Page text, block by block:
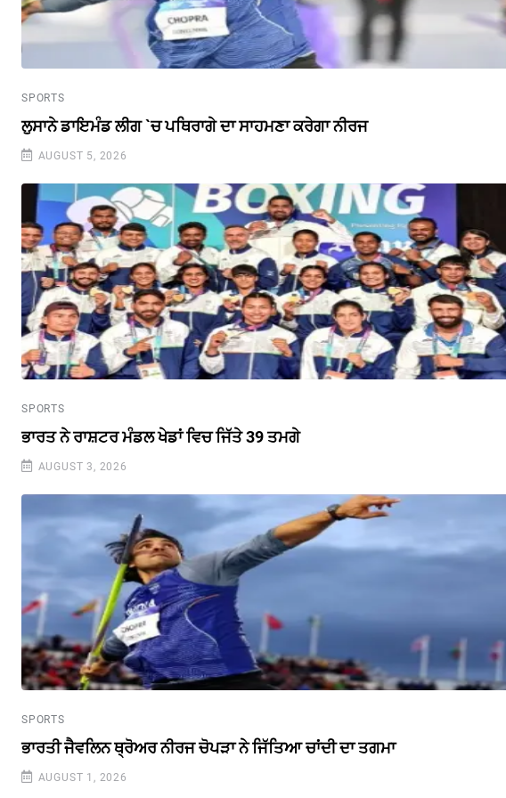
SPORTS
ਲੁਸਾਨੇ ਡਾਇਮੰਡ ਲੀਗ `ਚ ਪਥਿਰਾਗੇ ਦਾ ਸਾਹਮਣਾ ਕਰੇਗਾ ਨੀਰਜ
AUGUST 5, 2026
SPORTS
ਭਾਰਤ ਨੇ ਰਾਸ਼ਟਰ ਮੰਡਲ ਖੇਡਾਂ ਵਿਚ ਜਿੱਤੇ 39 ਤਮਗੇ
AUGUST 3, 2026
SPORTS
ਭਾਰਤੀ ਜੈਵਲਿਨ ਥ੍ਰੋਅਰ ਨੀਰਜ ਚੋਪੜਾ ਨੇ ਜਿੱਤਿਆ ਚਾਂਦੀ ਦਾ ਤਗਮਾ
AUGUST 1, 2026